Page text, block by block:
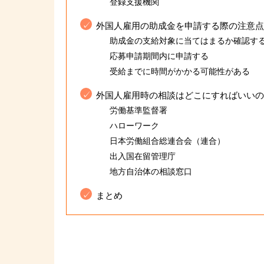
外国人雇用の助成金を申請する際の注意点
助成金の支給対象に当てはまるか確認す
応募申請期間内に申請する
受給までに時間がかかる可能性がある
外国人雇用時の相談はどこにすればいい
労働基準監督署
ハローワーク
日本労働組合総連合会（連合）
出入国在留管理庁
地方自治体の相談窓口
まとめ